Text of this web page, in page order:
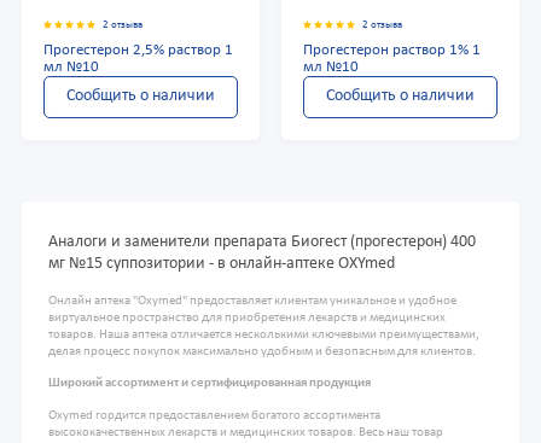
2 отзыва
Прогестерон 2,5% раствор 1
мл №10
Сообщить о наличии
2 отзыва
Прогестерон раствор 1% 1
мл №10
Сообщить о наличии
Аналоги и заменители препарата Биогест (прогестерон) 400
мг №15 суппозитории - в онлайн-аптеке OXYmed
Онлайн аптека "Oxymed" предоставляет клиентам уникальное и удобное
виртуальное пространство для приобретения лекарств и медицинских
товаров. Наша аптека отличается несколькими ключевыми преимуществами,
делая процесс покупок максимально удобным и безопасным для клиентов.
Широкий ассортимент и сертифицированная продукция
Oxymed гордится предоставлением богатого ассортимента
высококачественных лекарств и медицинских товаров. Весь наш товар